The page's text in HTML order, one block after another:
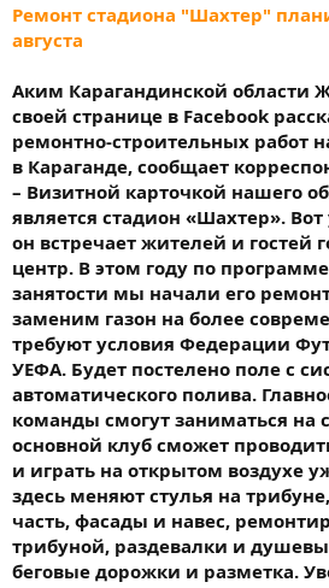
Ремонт стадиона "Шахтер"
августа
Аким Карагандинской области
своей странице в Facebook
ремонтно-строительных работ
в Караганде, сообщает
– Визитной карточкой нашего
является стадион «Шахтер».
он встречает жителей и гостей
центр. В этом году по
занятости мы начали его
заменим газон на более
требуют условия Федерации
УЕФА. Будет постелено поле с
автоматического полива.
команды смогут заниматься на
основной клуб сможет
и играть на открытом воздухе
здесь меняют стулья на
часть, фасады и навес,
трибуной, раздевалки и
беговые дорожки и разметка.